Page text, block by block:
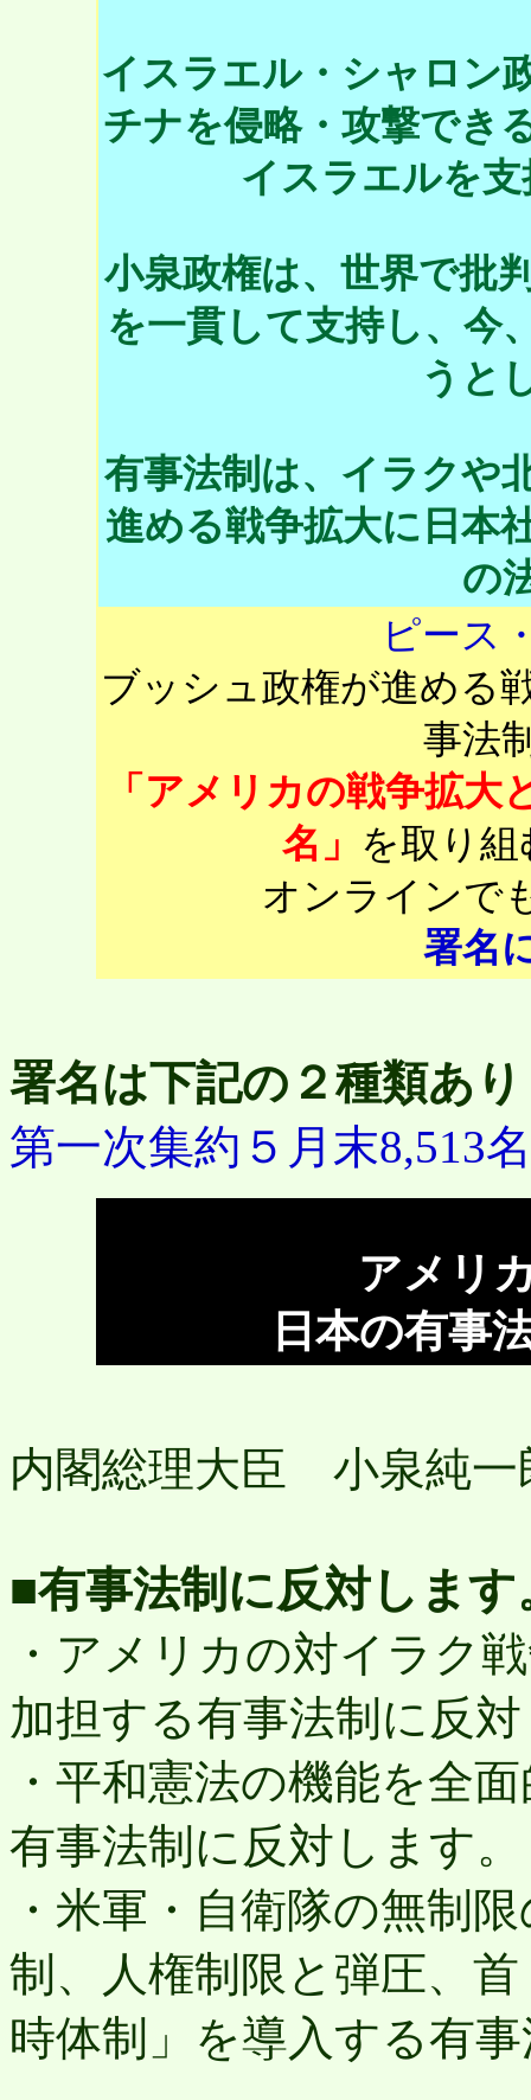
イスラエル・シャロン
チナを侵略・攻撃でき
イスラエルを
小泉政権は、世界で批
を一貫して支持し、今
うと
有事法制は、イラクや
進める戦争拡大に日本
の
ピース
ブッシュ政権が進める
事法
「アメリカの戦争拡
名」 を取り
オンラインで
署名
署名は下記の２種類あ
第一次集約５月末8,513
アメリ
日本の有事
内閣総理大臣 小泉純
■有事法制に反対します
・アメリカの対イラク
加担する有事法制に反
・平和憲法の機能を全
有事法制に反対します。
・米軍・自衛隊の無制
制、人権制限と弾圧、
時体制」を導入する有